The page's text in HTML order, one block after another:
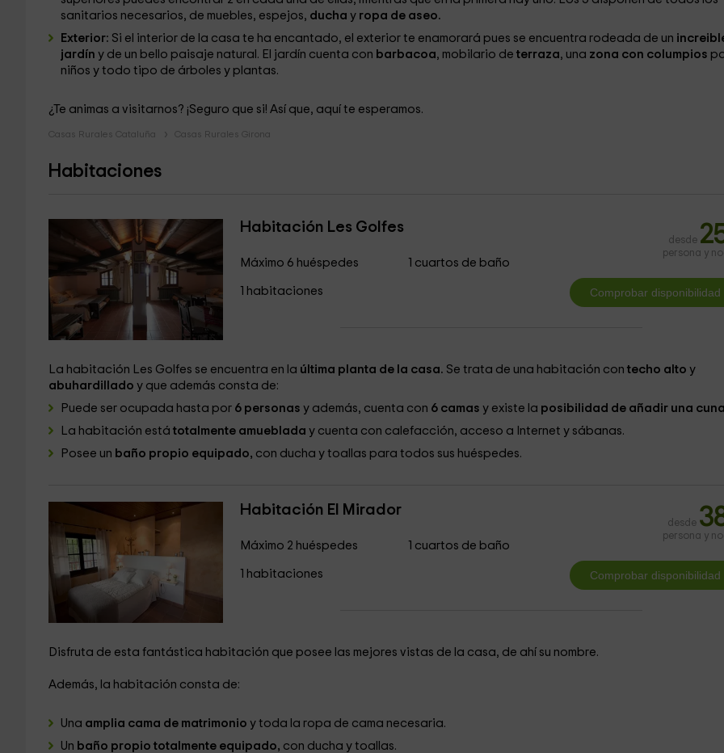
sanitarios necesarios, de muebles, espejos, ducha y ropa de aseo.
Exterior: Si el interior de la casa te ha encantado, el exterior te enamorará pues se encuentra rodeada de un
jardín y de un bello paisaje natural. El jardín cuenta con barbacoa, mobilario de terraza, una zona con columpios
niños y todo tipo de árboles y plantas.
¿Te animas a visitarnos? ¡Seguro que si! Así que, aquí te esperamos.
Casas Rurales Cataluña Casas Rurales Girona
Habitaciones
Habitación Les Golfes
Máximo 6 huéspedes
1 habitaciones
1 cuartos de baño
desde
persona y
La habitación Les Golfes se encuentra en la última planta de la casa. Se trata de una habitación con techo alto y
abuhardillado y que además consta de:
Puede ser ocupada hasta por6 personas y además, cuenta con 6 camas y existe la posibilidad de añadir una
La habitación está totalmente amueblada y cuenta con calefacción, acceso a Internet y sábanas.
Posee un baño propio equipado, con ducha y toallas para todos sus huéspedes.
Habitación El Mirador
Máximo 2 huéspedes
1 habitaciones
1 cuartos de baño
desde
persona y
Disfruta de esta fantástica habitación que posee las mejores vistas de la casa, de ahí su nombre.
Además, la habitación consta de:
Una amplia cama de matrimonio y toda la ropa de cama necesaria.
Un baño propio totalmente equipado, con ducha y toallas.